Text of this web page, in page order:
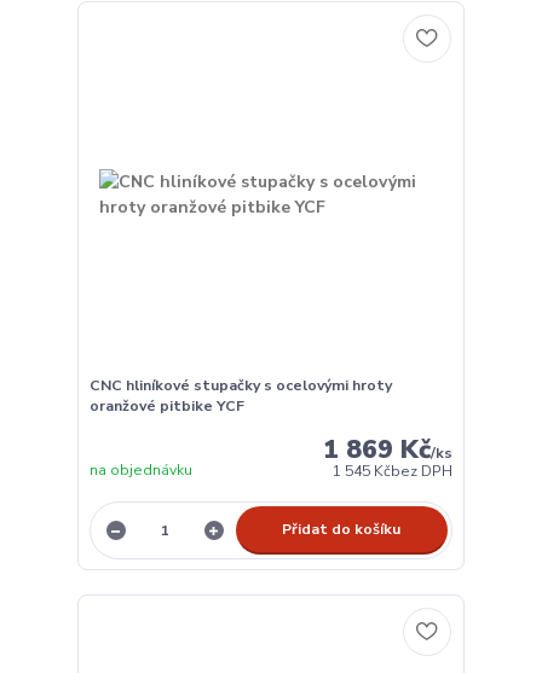
CNC hliníkové stupačky s ocelovými hroty
oranžové pitbike YCF
1 869 Kč/ks
1 545 Kčbez DPH
na objednávku
Přidat do košíku